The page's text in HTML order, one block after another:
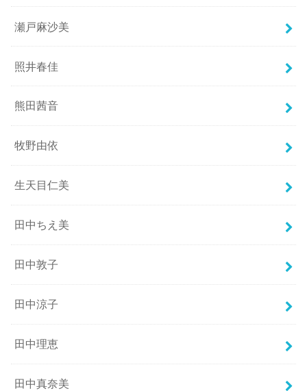
瀬戸麻沙美
照井春佳
熊田茜音
牧野由依
生天目仁美
田中ちえ美
田中敦子
田中涼子
田中理恵
田中真奈美